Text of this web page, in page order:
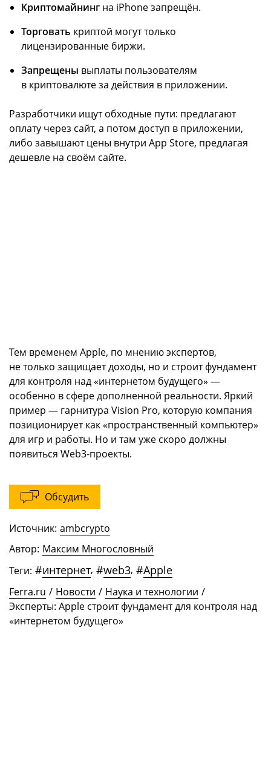
Криптомайнинг на iPhone запрещён.
Торговать криптой могут только
лицензированные биржи.
Запрещены выплаты пользователям
в криптовалюте за действия в приложении.
Разработчики ищут обходные пути: предлагают
оплату через сайт, а потом доступ в приложении,
либо завышают цены внутри App Store, предлагая
дешевле на своём сайте.
Тем временем Apple, по мнению экспертов,
не только защищает доходы, но и строит фундамент
для контроля над «интернетом будущего» —
особенно в сфере дополненной реальности. Яркий
пример — гарнитура Vision Pro, которую компания
позиционирует как «пространственный компьютер»
для игр и работы. Но и там уже скоро должны
появиться Web3-проекты.
Обсудить
Источник: ambcrypto
Автор: Максим Многословный
Теги: #интернет, #web3, #Apple
Ferra.ru / Новости / Наука и технологии /
Эксперты: Apple строит фундамент для контроля над
«интернетом будущего»